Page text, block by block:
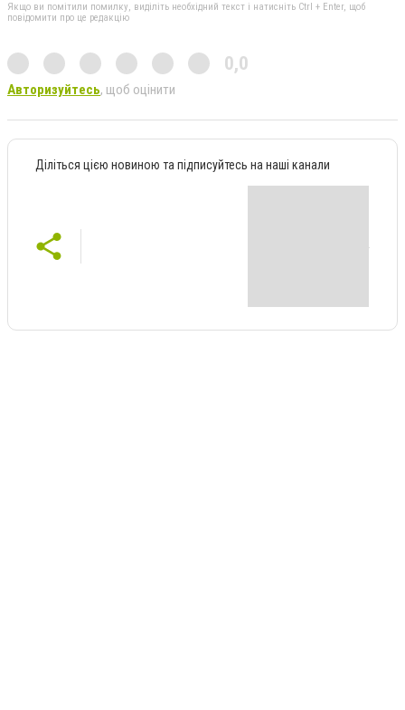
Якщо ви помітили помилку, виділіть необхідний текст і натисніть Ctrl + Enter, щоб
повідомити про це редакцію
0,0
Авторизуйтесь, щоб оцінити
Діліться цією новиною та підписуйтесь на наші канали